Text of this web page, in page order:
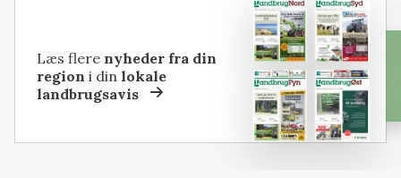
Læs flere nyheder fra din
region i dinlokale
landbrugsavis